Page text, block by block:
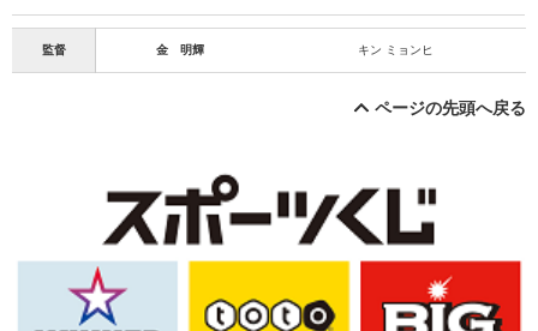
監督 金 明輝 キン ミョンヒ
ページの先頭へ戻る